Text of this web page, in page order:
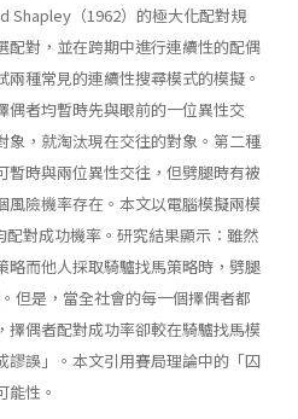
Shapley（1962）的極大化配對規
配對，並在跨期中進行連續性的配偶
種常見的連續性搜尋模式的模擬。
偶者均暫時先與眼前的一位異性交
象，就淘汰現在交往的對象。第二種
暫時與兩位異性交往，但劈腿時有被
風險機率存在。本文以電腦模擬兩模
對成功機率。研究結果顯示：雖然
略而他人採取騎驢找馬策略時，劈腿
但是，當全社會的每一個擇偶者都
擇偶者配對成功率卻較在騎驢找馬模
謬誤」。本文引用賽局理論中的「囚
能性。